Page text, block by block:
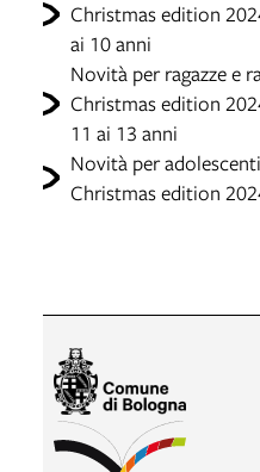
Christmas edition
ai 10 anni
Novità per ragazze e
Christmas edition
11 ai 13 anni
Novità per adolescenti
Christmas edition